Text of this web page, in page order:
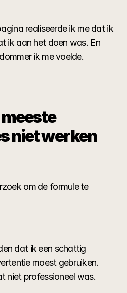
realiseerde ik me dat ik
ik aan het doen was. En
ik me voelde.
niet werken
om de formule te
dat ik een schattig
moest gebruiken.
niet professioneel was.